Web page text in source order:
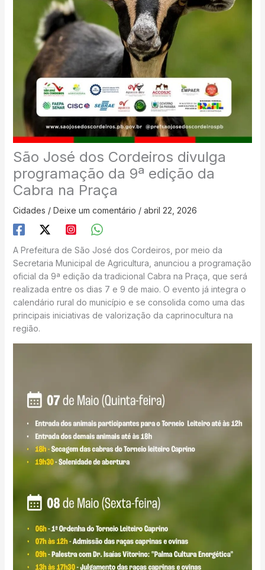
São José dos Cordeiros divulga
programação da 9ª edição da
Cabra na Praça
Cidades / Deixe um comentário / abril 22, 2026
A Prefeitura de São José dos Cordeiros, por meio da
Secretaria Municipal de Agricultura, anunciou a programação
oficial da 9ª edição da tradicional Cabra na Praça, que será
realizada entre os dias 7 e 9 de maio. O evento já integra o
calendário rural do município e se consolida como uma das
principais iniciativas de valorização da caprinocultura na
região.